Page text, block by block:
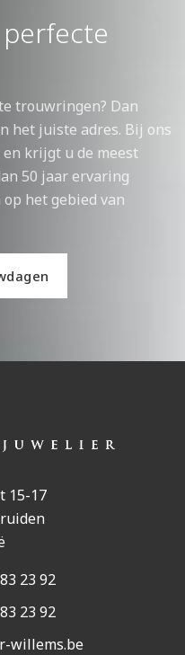
trouwringen? Dan
het juiste adres. Bij ons
krijgt u de meest
50 jaar ervaring
het gebied van
15-17
23 92
23 92
willems.be